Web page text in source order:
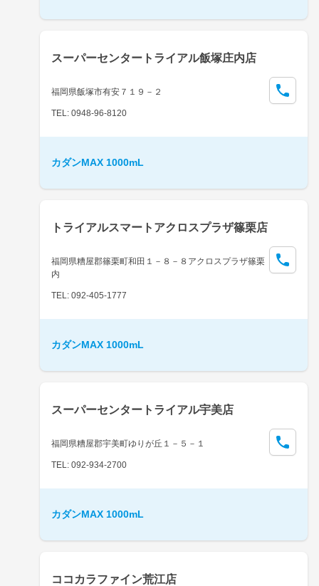
スーパーセンタートライアル飯塚庄内店
福岡県飯塚市有安７１９－２
TEL: 0948-96-8120
カダンMAX 1000mL
トライアルスマートアクロスプラザ篠栗店
福岡県糟屋郡篠栗町和田１－８－８アクロスプラザ篠栗
内
TEL: 092-405-1777
カダンMAX 1000mL
スーパーセンタートライアル宇美店
福岡県糟屋郡宇美町ゆりが丘１－５－１
TEL: 092-934-2700
カダンMAX 1000mL
ココカラファイン荒江店